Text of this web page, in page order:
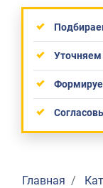
Уточняем
Главная